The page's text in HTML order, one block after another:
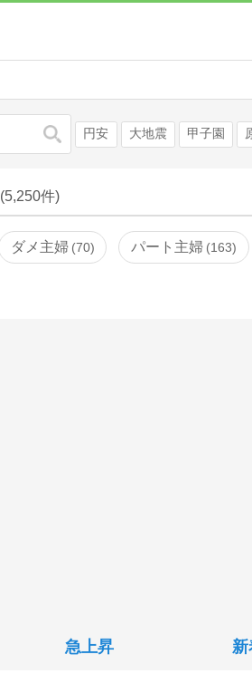
検索 円安 大地震 甲子園
(5,250件)
ダメ主婦 70 パート主婦 163
急上昇 新